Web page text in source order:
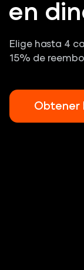
en
Elige hasta 4
15% de
Obtener